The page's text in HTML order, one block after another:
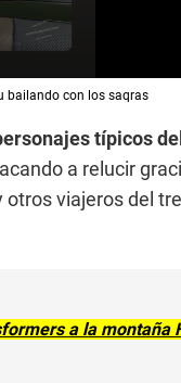
bailando con los saqras
típicos
a relucir
viajeros del
a la montaña